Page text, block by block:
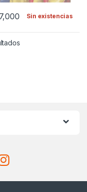
Sin existencias